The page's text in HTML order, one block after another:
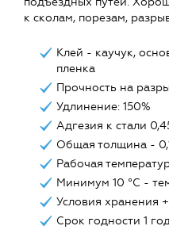
к сколам, порезам,
Клей - каучук,
пленка
Прочность на
Удлинение: 150%
Адгезия к стали
Общая толщина -
Рабочая
Минимум 10 °C -
Условия хранения
Срок годности 1